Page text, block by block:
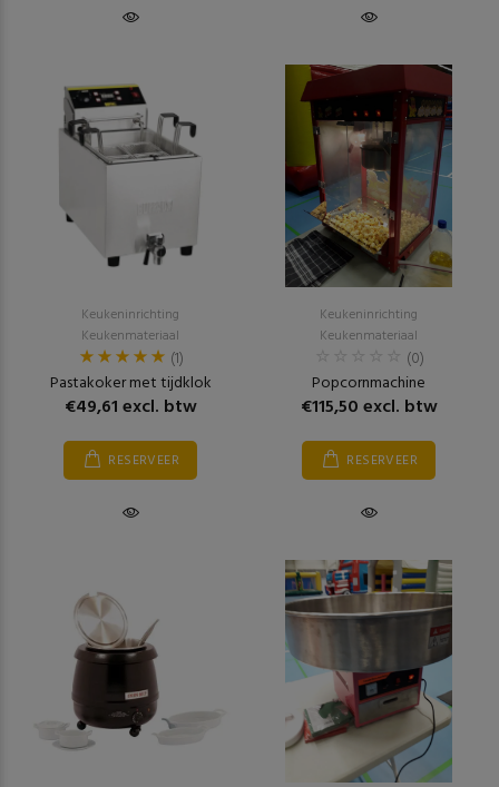
Keukeninrichting
Keukenmateriaal
(1)
Pastakoker met tijdklok
€49,61 excl. btw
RESERVEER
Keukeninrichting
Keukenmateriaal
(0)
Popcornmachine
€115,50 excl. btw
RESERVEER